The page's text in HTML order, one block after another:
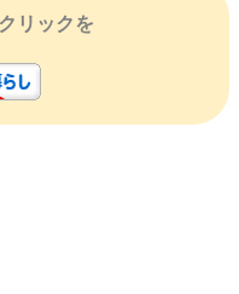
リックを